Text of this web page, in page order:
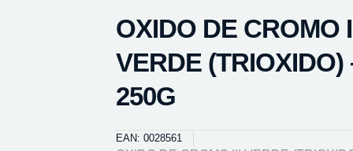
OXIDO DE CROMO
VERDE (TRIOXIDO)
250G
EAN: 0028561